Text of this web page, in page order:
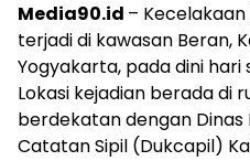
Media90.id –
terjadi di kawasan Beran,
Yogyakarta, pada dini hari
Lokasi kejadian berada di
berdekatan dengan Dinas
Catatan Sipil (Dukcapil)